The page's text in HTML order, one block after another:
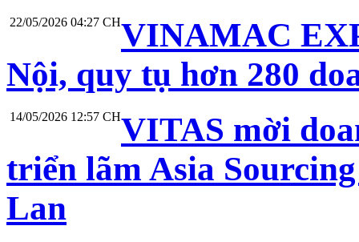
22/05/2026 04:27 CHVINAMAC
Nội, quy tụ hơn 280
14/05/2026 12:57 CHVITAS mời
triển lãm Asia
Lan